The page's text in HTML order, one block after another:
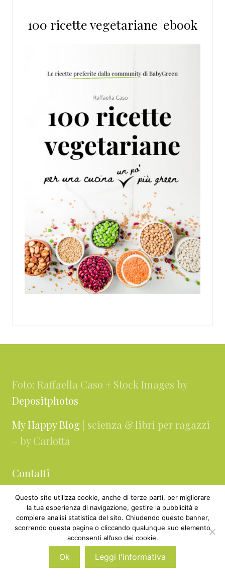
100 ricette vegetariane |ebook
Foto: Raffaella Caso + Stock Images by
Depositphotos
My Happy Blog | scienza & libri per ragazzi
– by Carlotta
Contatti
About
Collaborazioni & Media Kit
Privacy & cookie policy
Questo sito utilizza cookie, anche di terze parti, per migliorare
la tua esperienza di navigazione, gestire la pubblicità e
compiere analisi statistica del sito. Chiudendo questo banner,
scorrendo questa pagina o cliccando qualunque suo elemento
acconsenti all’uso dei cookie.
Ok Leggi l'informativa